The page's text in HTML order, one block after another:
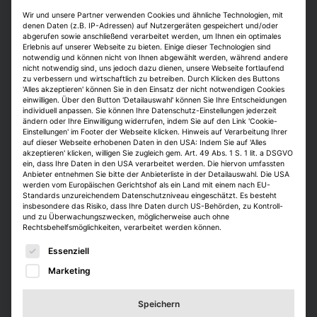
Managers die Geschäftsfelder
Projektentwicklung, Asset-Management
sowie Fonds- und Portfoliomanagement.
Platz 8: Goldbeck
Zum Leistungsangebot des
Systembauunternehmens Goldbeck gehören
Logistik- und Industriehallen, Büro- und
Schulgebäude, Parkhäuser und
Wohngebäude, die das Unternehmen
realisiert. Hinzu kommen gebäudenahe
Serviceleistungen und das Feld Bauen im
Bestand.
Zurück in den Top Ten meldet sich Swiss
Platz elf abgerutscht war. 49 Punkte haben
Wir und unsere Partner verwenden Cookies und ähnliche Technologien, mit
denen Daten (z.B. IP-Adressen) auf Nutzergeräten gespeichert und/oder
abgerufen sowie anschließend verarbeitet werden, um Ihnen ein optimales
Erlebnis auf unserer Webseite zu bieten. Einige dieser Technologien sind
notwendig und können nicht von Ihnen abgewählt werden, während andere
nicht notwendig sind, uns jedoch dazu dienen, unsere Webseite fortlaufend
zu verbessern und wirtschaftlich zu betreiben. Durch Klicken des Buttons
'Alles akzeptieren' können Sie in den Einsatz der nicht notwendigen Cookies
einwilligen. Über den Button 'Detailauswahl' können Sie Ihre Entscheidungen
individuell anpassen. Sie können Ihre Datenschutz-Einstellungen jederzeit
ändern oder Ihre Einwilligung widerrufen, indem Sie auf den Link 'Cookie-
Einstellungen' im Footer der Webseite klicken. Hinweis auf Verarbeitung Ihrer
auf dieser Webseite erhobenen Daten in den USA: Indem Sie auf 'Alles
akzeptieren' klicken, willigen Sie zugleich gem. Art. 49 Abs. 1 S. 1 lit. a DSGVO
ein, dass Ihre Daten in den USA verarbeitet werden. Die hiervon umfassten
Anbieter entnehmen Sie bitte der Anbieterliste in der Detailauswahl. Die USA
werden vom Europäischen Gerichtshof als ein Land mit einem nach EU-
Standards unzureichendem Datenschutzniveau eingeschätzt. Es besteht
insbesondere das Risiko, dass Ihre Daten durch US-Behörden, zu Kontroll-
und zu Überwachungszwecken, möglicherweise auch ohne
Rechtsbehelfsmöglichkeiten, verarbeitet werden können.
Es folgt eine Liste der Service-Gruppen, für die eine
Essenziell
Marketing
Speichern